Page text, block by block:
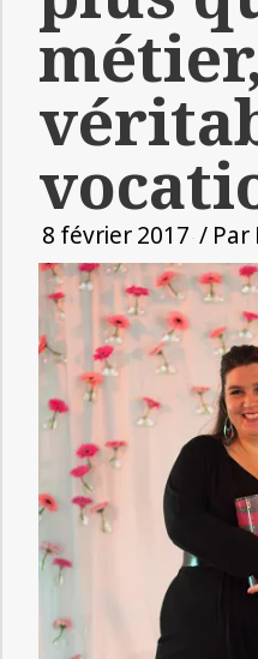
8 février 2017 / Par